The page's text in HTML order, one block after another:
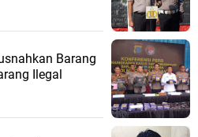
Barang
Ilegal